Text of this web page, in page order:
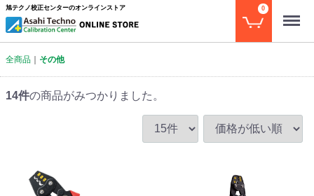
旭テクノ校正センターのオンラインストア Menu
0
全商品 その他
14件の商品がみつかりました。